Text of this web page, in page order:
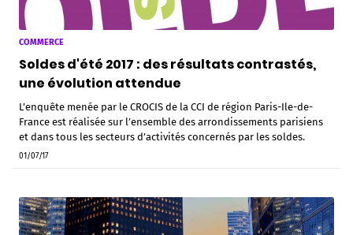
COMMERCE
Soldes d'été 2017 : des résultats contrastés,
une évolution attendue
L’enquête menée par le CROCIS de la CCI de région Paris-Ile-de-
France est réalisée sur l’ensemble des arrondissements parisiens
et dans tous les secteurs d’activités concernés par les soldes.
01/07/17